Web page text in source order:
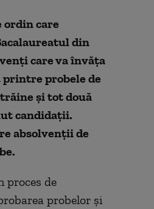
care
din
care va învăţa
probele de
şi tot două
candidaţii.
absolvenţii de
proces de
probelor şi